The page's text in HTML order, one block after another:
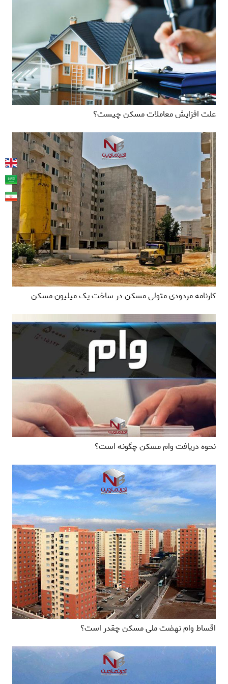
علت افزایش معاملات مسکن چیست؟
کارنامه مردودی متولی مسکن در ساخت یک میلیون مسکن
نحوه دریافت وام مسکن چگونه است؟
اقساط وام نهضت ملی مسکن چقدر است؟